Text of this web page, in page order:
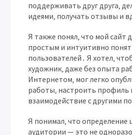
поддерживать друг друга‚
идеями‚ получать отзывы и
Я также понял‚ что мой сайт
простым и интуитивно
пользователей․ Я хотел‚
художник‚ даже без опыта
Интернетом‚ мог легко
работы‚ настроить профиль
взаимодействие с другими
Я понимал‚ что определение
аудитории — это не